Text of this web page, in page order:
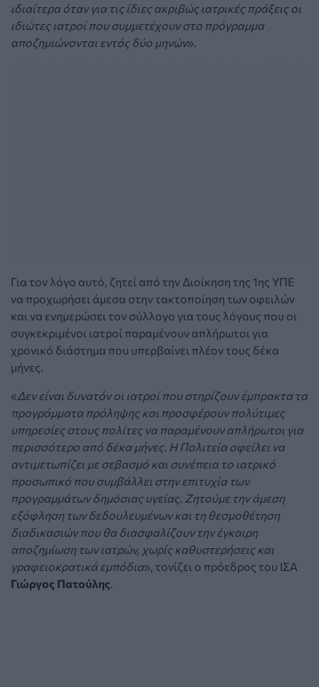
ιδιαίτερα όταν για τις ίδιες ακριβώς ιατρικές πράξεις οι
ιδιώτες ιατροί που συμμετέχουν στο πρόγραμμα
αποζημιώνονται εντός δύο μηνών».
Για τον λόγο αυτό, ζητεί από την Διοίκηση της 1ης ΥΠΕ
να προχωρήσει άμεσα στην τακτοποίηση των οφειλών
και να ενημερώσει τον σύλλογο για τους λόγους που οι
συγκεκριμένοι ιατροί παραμένουν απλήρωτοι για
χρονικό διάστημα που υπερβαίνει πλέον τους δέκα
μήνες.
«Δεν είναι δυνατόν οι ιατροί που στηρίζουν έμπρακτα τα
προγράμματα πρόληψης και προσφέρουν πολύτιμες
υπηρεσίες στους πολίτες να παραμένουν απλήρωτοι για
περισσότερο από δέκα μήνες. Η Πολιτεία οφείλει να
αντιμετωπίζει με σεβασμό και συνέπεια το ιατρικό
προσωπικό που συμβάλλει στην επιτυχία των
προγραμμάτων δημόσιας υγείας. Ζητούμε την άμεση
εξόφληση των δεδουλευμένων και τη θεσμοθέτηση
διαδικασιών που θα διασφαλίζουν την έγκαιρη
αποζημίωση των ιατρών, χωρίς καθυστερήσεις και
γραφειοκρατικά εμπόδια», τονίζει ο πρόεδρος του ΙΣΑ
Γιώργος Πατούλης